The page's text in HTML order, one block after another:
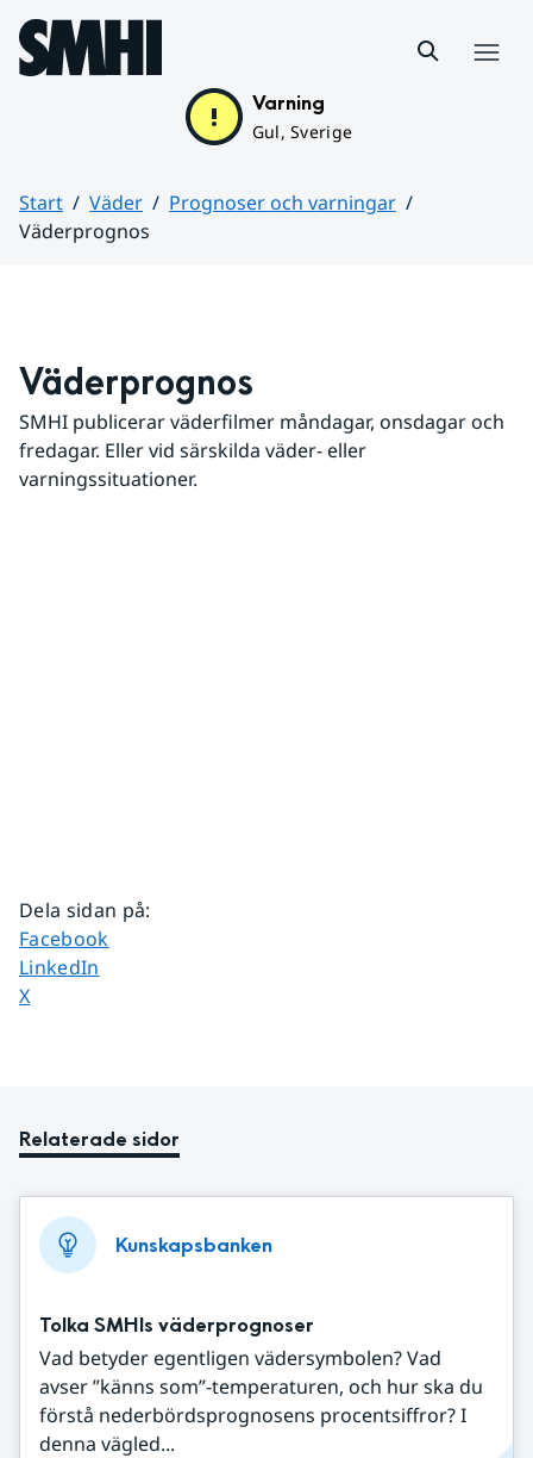
Hoppa till sidans innehåll
Varning
Gul, Sverige
Start Väder
Prognoser och varningar
Väderprognos
Väderprognos
SMHI publicerar väderfilmer måndagar, onsdagar och
fredagar. Eller vid särskilda väder- eller
varningssituationer.
Dela sidan på:
Dela sidan på
Facebook
Dela sidan på
LinkedIn
Dela sidan på
X
Relaterade sidor
Kunskapsbanken
Tolka SMHIs väderprognoser
Vad betyder egentligen vädersymbolen? Vad
avser ”känns som”-temperaturen, och hur ska du
förstå nederbördsprognosens procentsiffror? I
denna vägled...